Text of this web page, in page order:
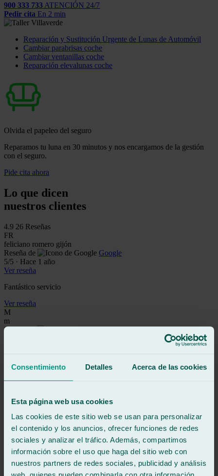
Consentimiento Detalles Acerca de las cookies
Esta página web usa cookies
Las cookies de este sitio web se usan para personalizar
el contenido y los anuncios, ofrecer funciones de redes
sociales y analizar el tráfico. Además, compartimos
información sobre el uso que haga del sitio web con
nuestros partners de redes sociales, publicidad y análisis
900 333 733 ATENCIÓN 24/7
Pedir cita En 2 min
Reparación y Sustitución Urgente de Lunas de Automóvil
Cambiar parabrisas coche
Cambiar ventanillas coche
Reparación elevalunas coche
Olvida el papeleo del seguro
Reparamos tu luna en 30 minutos y nos encargamos de la gestión
con el seguro.
Pide cita ahora
Lo que dicen
nuestros clientes
4.9 26 Reseñas
FR
feliciano romero gijón
Reseña de
Google
5/5 · Hace 1 año
Ver reseña
Fantástico servicio
Ver reseña
M
m
Reseña de
Google
El tipo todo un profesional, me marcó los tiempos establecidos para
el cambio del cristal custodia de mi furgo, una hora aprox, aún así
me recomendó esperar en vez de irme para volver luego
se pudieron dar las condiciones, no siempre el trabajo te permite
hacer las cosas tan rápido!
Mil gracias! Siempre que lo necesite volveré allí, ya no cambio de
taller!
Ver reseña
Reseña de
Google